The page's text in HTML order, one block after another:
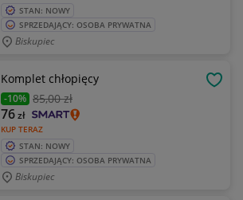
STAN: NOWY
SPRZEDAJĄCY: OSOBA PRYWATNA
Biskupiec
Komplet chłopięcy
-10% 85,00 zł
KUP TERAZ
76zł
STAN: NOWY
SPRZEDAJĄCY: OSOBA PRYWATNA
Biskupiec